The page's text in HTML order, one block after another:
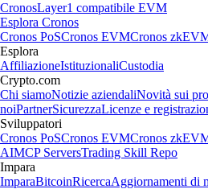
CronosLayer1 compatibile EVM
Esplora Cronos
Cronos PoSCronos EVMCronos
Esplora
AffiliazioneIstituzionaliCustodia
Crypto.com
Chi siamoNotizie aziendaliNovità sui
noiPartnerSicurezzaLicenze e
Sviluppatori
Cronos PoSCronos EVMCronos
AIMCP ServersTrading Skill Repo
Impara
ImparaBitcoinRicercaAggiornamenti di